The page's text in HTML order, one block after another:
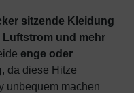
sitzende Kleidung
Luftstrom und mehr
enge oder
, da diese Hitze
unbequem machen